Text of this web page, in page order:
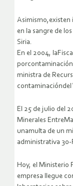
Asimismo,existen
en la sangre de
Siria.
En el 2004,
ministra de
contaminacióndel
El 25 de julio del
Minerales
unamulta de un
administrativa
Hoy, el Ministerio
empresa llegue